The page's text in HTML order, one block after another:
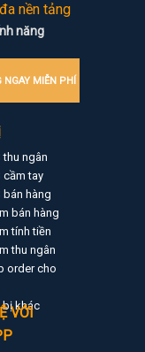
nền tảng
năng
NGAY MIỄN PHÍ
thu ngân
cầm tay
bán hàng
bán hàng
tính tiền
thu ngân
order cho
bị khác
VỚI